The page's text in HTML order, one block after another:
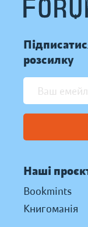
розсилку
Наші
Bookmints
Книгоманія